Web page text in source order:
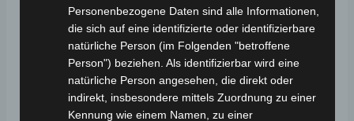
Personenbezogene Daten sind alle Informationen,
die sich auf eine identifizierte oder identifizierbare
natürliche Person (im Folgenden "betroffene
Person") beziehen. Als identifizierbar wird eine
natürliche Person angesehen, die direkt oder
indirekt, insbesondere mittels Zuordnung zu einer
Kennung wie einem Namen, zu einer